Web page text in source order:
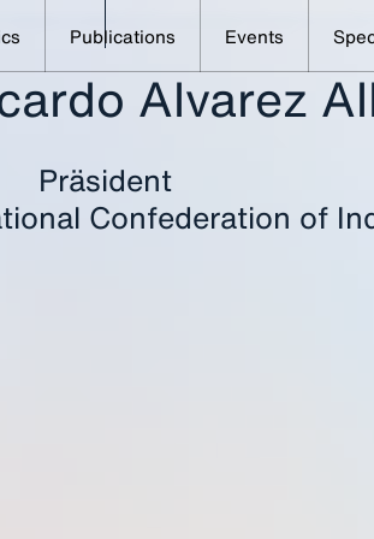
Publications Events
Alvarez Alban, Antonio
Alvarez
Präsident
Confederation of